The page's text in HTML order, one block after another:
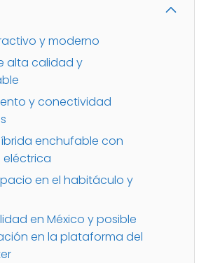
y moderno
alta calidad y
y conectividad
enchufable con
en el habitáculo y
en México y posible
en la plataforma del